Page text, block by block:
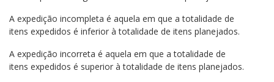
A expedição incompleta é aquela em que a totalidade de
itens expedidos é inferior à totalidade de itens planejados.
A expedição incorreta é aquela em que a totalidade de
itens expedidos é superior à totalidade de itens planejados.